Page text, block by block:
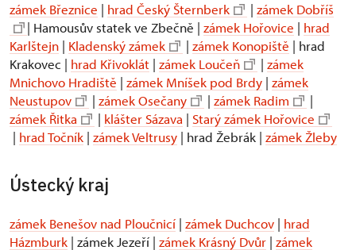
zámek Březnice | hrad Český Šternberk | zámek Dobříš
| Hamousův statek ve Zbečně | zámek Hořovice | hrad
Karlštejn | Kladenský zámek | zámek Konopiště | hrad
Krakovec | hrad Křivoklát | zámek Loučeň | zámek
Mnichovo Hradiště | zámek Mníšek pod Brdy | zámek
Neustupov
| zámek Osečany | zámek Radim
|
zámek Řitka
| klášter Sázava | Starý zámek Hořovice
| hrad Točník | zámek Veltrusy | hrad Žebrák | zámek Žleby
Ústecký kraj
zámek Benešov nad Ploučnicí | zámek Duchcov | hrad
Házmburk | zámek Jezeří | zámek Krásný Dvůr | zámek